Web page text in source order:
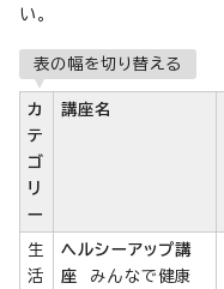
い。
表の幅を切り替える
カ
テ
ゴ
リ
ー
講座名
生
活
ヘルシーアップ講
座 みんなで健康